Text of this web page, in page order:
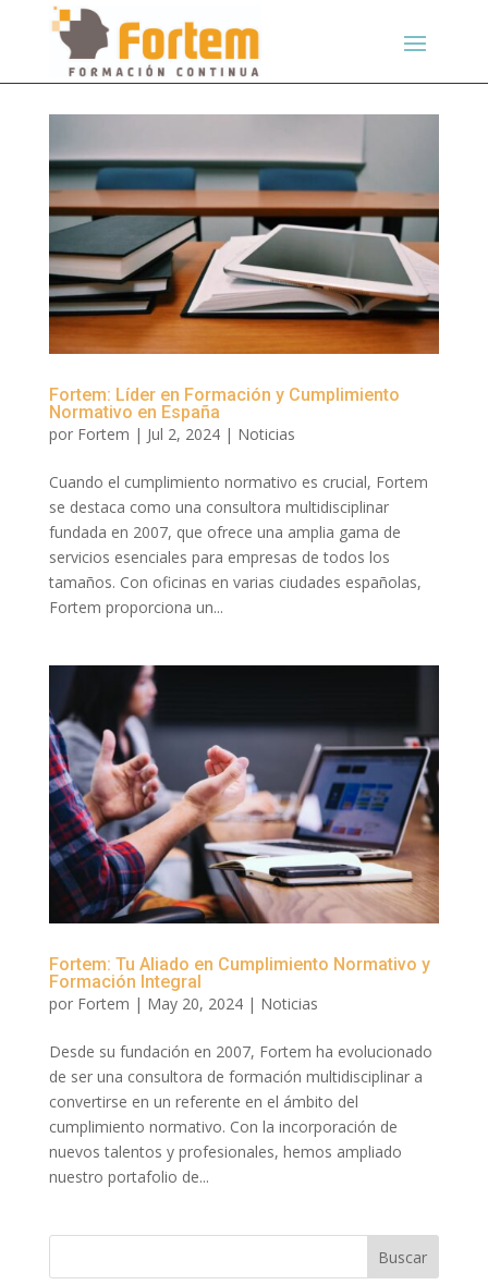
Fortem: Líder en Formación y Cumplimiento
Normativo en España
por Fortem | Jul 2, 2024| Noticias
Cuando el cumplimiento normativo es crucial, Fortem
se destaca como una consultora multidisciplinar
fundada en 2007, que ofrece una amplia gama de
servicios esenciales para empresas de todos los
tamaños. Con oficinas en varias ciudades españolas,
Fortem proporciona un...
Fortem: Tu Aliado en Cumplimiento Normativo y
Formación Integral
por Fortem | May 20, 2024| Noticias
Desde su fundación en 2007, Fortem ha evolucionado
de ser una consultora de formación multidisciplinar a
convertirse en un referente en el ámbito del
cumplimiento normativo. Con la incorporación de
nuevos talentos y profesionales, hemos ampliado
nuestro portafolio de...
Buscar